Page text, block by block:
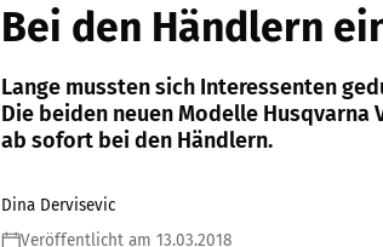
Bei den Händlern
Lange mussten sich Interessenten
Die beiden neuen Modelle Husqvarna
ab sofort bei den Händlern.
Dina Dervisevic
Veröffentlicht am 13.03.2018